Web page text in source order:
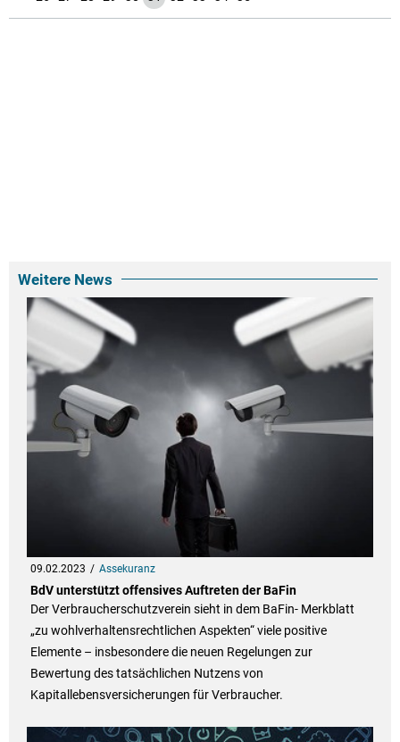
Weitere News
09.02.2023 Assekuranz
BdV unterstützt offensives Auftreten der BaFin
Der Verbraucherschutzverein sieht in dem BaFin- Merkblatt
„zu wohlverhaltensrechtlichen Aspekten“ viele positive
Elemente – insbesondere die neuen Regelungen zur
Bewertung des tatsächlichen Nutzens von
Kapitallebensversicherungen für Verbraucher.